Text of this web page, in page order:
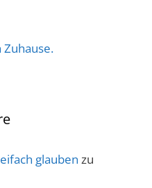
Zuhause.
glauben zu